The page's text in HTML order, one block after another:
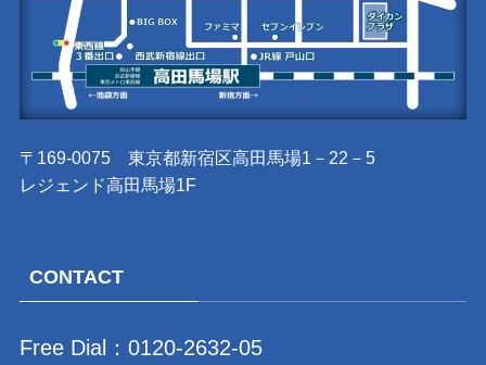
〒169-0075 東京都新宿区高田馬場1－22－5
レジェンド高田馬場1F
CONTACT
Free Dial： 0120-2632-05